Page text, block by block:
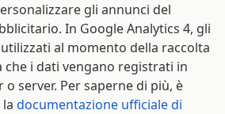
gli annunci del
In Google Analytics 4, gli
al momento della raccolta
i dati vengano registrati in
server. Per saperne di più, è
documentazione ufficiale di